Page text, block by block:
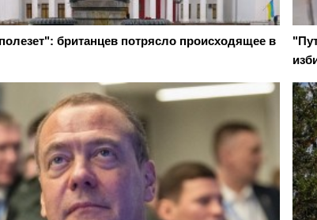
британцев потрясло происходящее в